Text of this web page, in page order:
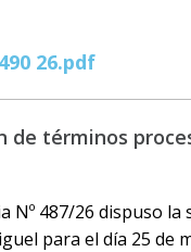
26.pdf
de términos
Nº 487/26 dispuso
para el día 25